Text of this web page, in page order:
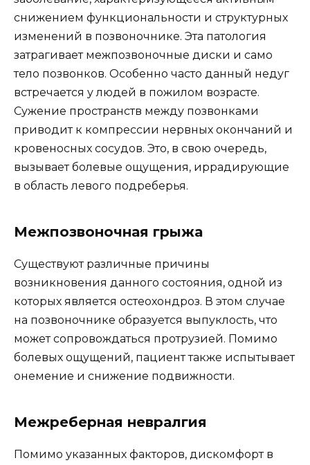
снижением функциональности и структурных
изменений в позвоночнике. Эта патология
затрагивает межпозвоночные диски и само
тело позвонков. Особенно часто данный недуг
встречается у людей в пожилом возрасте.
Сужение пространств между позвонками
приводит к компрессии нервных окончаний и
кровеносных сосудов. Это, в свою очередь,
вызывает болевые ощущения, иррадирующие
в область левого подреберья.
Межпозвоночная грыжа
Существуют различные причины
возникновения данного состояния, одной из
которых является остеохондроз. В этом случае
на позвоночнике образуется выпуклость, что
может сопровождаться протрузией. Помимо
болевых ощущений, пациент также испытывает
онемение и снижение подвижности.
Межреберная невралгия
Помимо указанных факторов, дискомфорт в